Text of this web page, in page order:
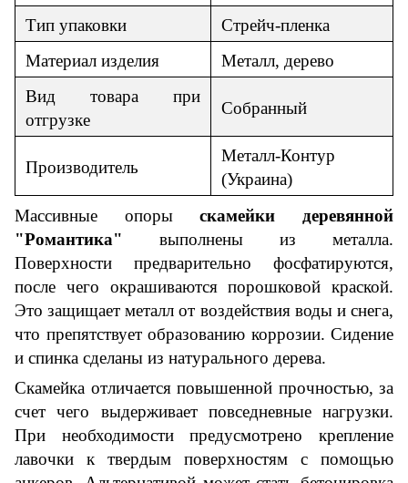
Тип упаковки
Стрейч-пленка
Материал изделия
Металл, дерево
Вид товара при
отгрузке
Собранный
Производитель
Металл-Контур
(Украина)
Массивные опорыскамейки деревянной
"Романтика" выполнены из металла.
Поверхности предварительно фосфатируются,
после чего окрашиваются порошковой краской.
Это защищает металл от воздействия воды и снега,
что препятствует образованию коррозии. Сидение
и спинка сделаны из натурального дерева.
Скамейка отличается повышенной прочностью, за
счет чего выдерживает повседневные нагрузки.
При необходимости предусмотрено крепление
лавочки к твердым поверхностям с помощью